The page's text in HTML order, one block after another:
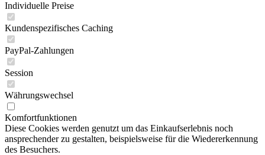
Individuelle Preise
Kundenspezifisches Caching
PayPal-Zahlungen
Session
Währungswechsel
Komfortfunktionen
Diese Cookies werden genutzt um das Einkaufserlebnis noch
ansprechender zu gestalten, beispielsweise für die Wiedererkennung
des Besuchers.